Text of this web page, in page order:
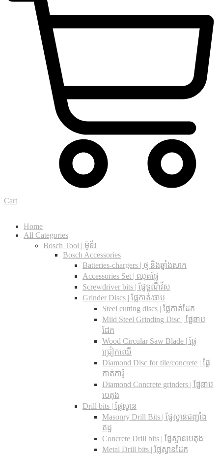
Cart
Home
All Categories
Bosch Tool | ម៉ូទ័រ
Bosch Accessories
Batteries-chargers | ថ្ម និងឆ្នាំងសាក
Accessories Set | ឈុតផ្លែ
Screwdriver bits | ផ្លែទួណឺវីស
Grinder Discs |​ ផ្លែកាត់/ឆាប
Steel cutting discs |​ ផ្លែកាត់ដែក
Mild Steel Grinding Disc | ផ្លែឆាប
ដែក
Wood Circular Saw Blade | ផ្លែ
ជ្រៀកឈើ
Diamond Disc for tile/concrete​ | ផ្លែ
កាត់ការ៉ូ
Diamond Concrete grinders | ផ្លែឆាប
បេតុង
Drill bits |​ ផ្លែស្វាន
Masonry Drill Bits |​ ផ្លែស្វានជញ្ជាំង
ឥដ្ឋ
Concrete Drill bits |​ ផ្លែស្វានបេតុង
Metal Drill bits |​ ផ្លែស្វានដែក